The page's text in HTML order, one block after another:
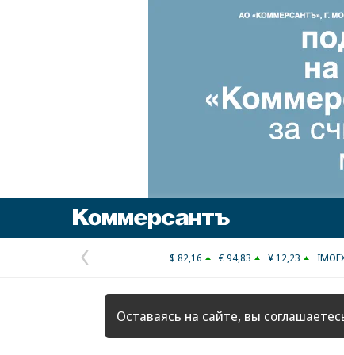
Предыдущая
страница
$ 82,16 € 94,83 ¥ 12,23
Оставаясь на сайте, вы